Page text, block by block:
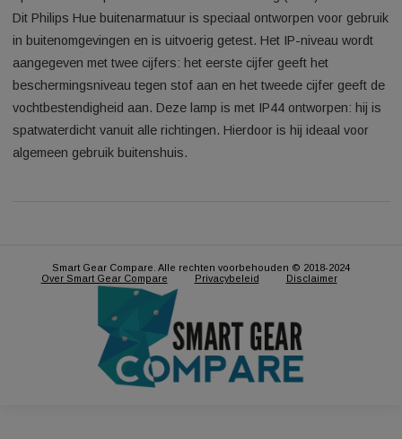
Amazon Alexa, Apple HomeKit en Google Assistent, zodat je
lampen met je stem kunt bedienen.
Volledige bediening via smartphone of tablet met de Hue
Philips Hue bridge vereist
Verbind je Philips Hue lampen met de Hue bridge en bedien
de Philips Hue app op je smartphone of tablet. Je kunt je
Hue lampen ook in- en uitschakelen of dimmen met de
in buitenomgevingen en is uitvoerig getest. Het IP-niveau
aangegeven met twee cijfers: het eerste cijfer geeft het
beschermingsniveau tegen stof aan en het tweede cijfer
vochtbestendigheid aan. Deze lamp is met IP44 ontworpen:
spatwaterdicht vanuit alle richtingen. Hierdoor is hij ideaal
algemeen gebruik buitenshuis.